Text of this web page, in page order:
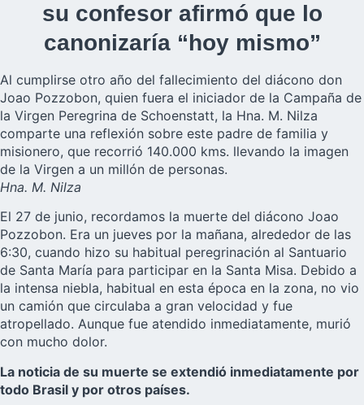
su confesor afirmó que lo
canonizaría “hoy mismo”
Al cumplirse otro año del fallecimiento del diácono don
Joao Pozzobon, quien fuera el iniciador de la Campaña de
la Virgen Peregrina de Schoenstatt, la Hna. M. Nilza
comparte una reflexión sobre este padre de familia y
misionero, que recorrió 140.000 kms. llevando la imagen
de la Virgen a un millón de personas.
Hna. M. Nilza
El 27 de junio, recordamos la muerte del diácono Joao
Pozzobon. Era un jueves por la mañana, alrededor de las
6:30, cuando hizo su habitual peregrinación al Santuario
de Santa María para participar en la Santa Misa. Debido a
la intensa niebla, habitual en esta época en la zona, no vio
un camión que circulaba a gran velocidad y fue
atropellado. Aunque fue atendido inmediatamente, murió
con mucho dolor.
La noticia de su muerte se extendió inmediatamente por
todo Brasil y por otros países.